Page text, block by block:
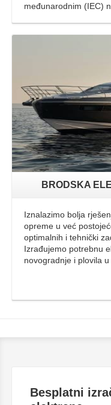
međunarodnim (IEC)
BRODSKA
Iznalazimo bolja
opreme u već
optimalnih i tehnički
Izrađujemo potrebnu
novogradnje i plovila
Besplatni